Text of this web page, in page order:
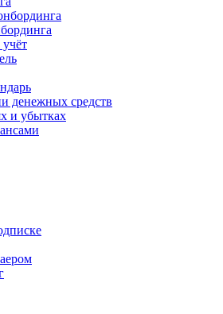
денежных средств
и убытках